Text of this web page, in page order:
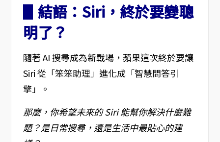
▋結語：Siri，終於要變聰
明了？
隨著 AI 搜尋成為新戰場，蘋果這次終於要讓
Siri 從「笨笨助理」進化成「智慧問答引
擎」。
那麼，你希望未來的 Siri 能幫你解決什麼難
題？是日常搜尋，還是生活中最貼心的建